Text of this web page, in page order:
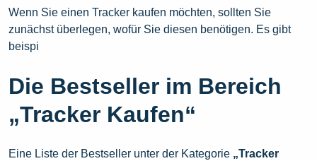
Wenn Sie einen Tracker kaufen möchten, sollten Sie
zunächst überlegen, wofür Sie diesen benötigen. Es gibt
beispi
Die Bestseller im Bereich
„Tracker Kaufen“
Eine Liste der Bestseller unter der Kategorie „Tracker